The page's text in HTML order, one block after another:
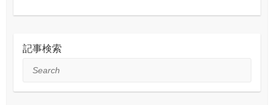
記事検索
Search